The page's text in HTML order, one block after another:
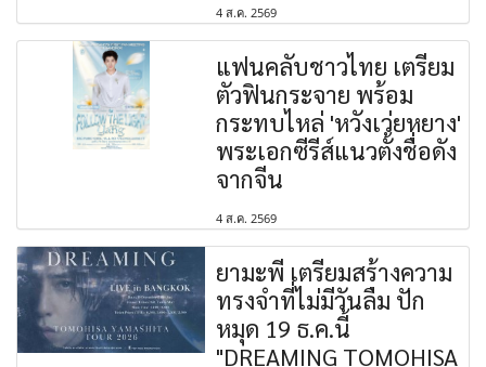
4 ส.ค. 2569
แฟนคลับชาวไทย เตรียม
ตัวฟินกระจาย พร้อม
กระทบไหล่ 'หวังเว่ยหยาง'
พระเอกซีรีส์แนวตั้งชื่อดัง
จากจีน
4 ส.ค. 2569
ยามะพี เตรียมสร้างความ
ทรงจำที่ไม่มีวันลืม ปัก
หมุด 19 ธ.ค.นี้
"DREAMING TOMOHISA